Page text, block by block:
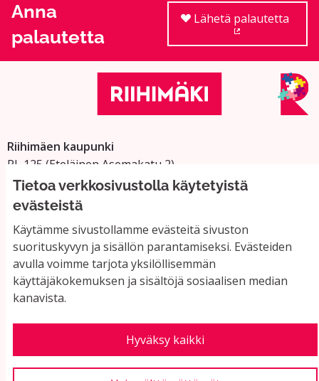
Tietoa verkkosivustolla käytetyistä
evästeistä
Käytämme sivustollamme evästeitä sivuston
suorituskyvyn ja sisällön parantamiseksi. Evästeiden
avulla voimme tarjota yksilöllisemmän
käyttäjäkokemuksen ja sisältöjä sosiaalisen median
kanavista.
Hyväksy kaikki
Anna
palautetta
Lähetä palautetta
Riihimäen kaupunki
PL 125 (Eteläinen Asemakatu 2)
11101 Riihimäki
Vaihde: 019 758 4000
Sähköpostiosoitteet:
etunimi.sukunimi@riihimaki.fi
Yhteystiedot ja usein kysyttyä
Käyttöehdot
Evästeasetukset